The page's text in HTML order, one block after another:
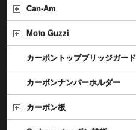
Can-Am
Moto Guzzi
カーボントップブリッジガード
カーボンナンバーホルダー
カーボン板